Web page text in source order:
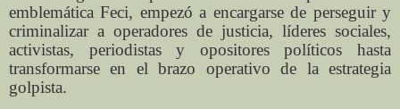
emblemática Feci, empezó a encargarse de perseguir y
criminalizar a operadores de justicia, líderes sociales,
activistas, periodistas y opositores políticos hasta
transformarse en el brazo operativo de la estrategia
golpista.